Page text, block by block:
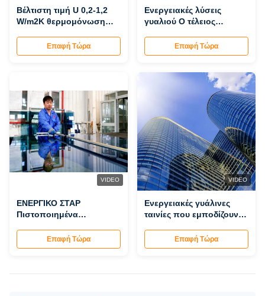
Βέλτιστη τιμή U 0,2-1,2
W/m2K θερμομόνωση
γραφείωνΕπαφή Τώρα
Ενεργειακές λύσεις
γυαλιού Ο τέλειος
από U-value και
υπεριώδη
Επαφή Τώρα
VIDEO
ΕΝΕΡΓΙΚΟ ΣΤΑΡ
Πιστοποιημένα
χαμηλής θερμοκρασίας Η
έξυπνη επιλογή για
Επαφή Τώρα
VIDEO
Ενεργειακές γυάλινες
ταινίες που εμποδίζουν
εύκολη συντήρηση 30-40
dB ηχομόνωση
Επαφή Τώρα